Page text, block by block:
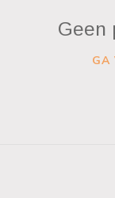
Geen
GA